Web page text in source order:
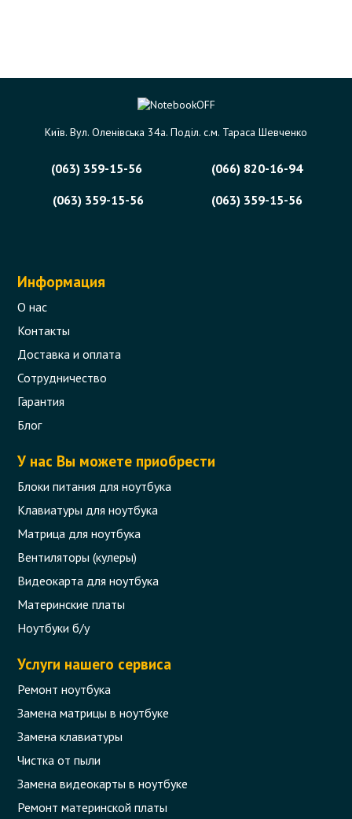
Київ. Вул. Оленівська 34а. Поділ. с.м. Тараса Шевченко
(063) 359-15-56
(066) 820-16-94
(063) 359-15-56
(063) 359-15-56
Информация
О нас
Контакты
Доставка и оплата
Сотрудничество
Гарантия
Блог
У нас Вы можете приобрести
Блоки питания для ноутбука
Клавиатуры для ноутбука
Матрица для ноутбука
Вентиляторы (кулеры)
Видеокарта для ноутбука
Материнские платы
Ноутбуки б/у
Услуги нашего сервиса
Ремонт ноутбука
Замена матрицы в ноутбуке
Замена клавиатуры
Чистка от пыли
Замена видеокарты в ноутбуке
Ремонт материнской платы